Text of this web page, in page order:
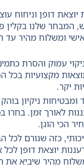
דופן וניחוח
המבחר שלנו בקלין
ומשלוח מהיר עד
עמוק והסרת
מקצועיות
יקר.
ניקיון
לאורך זמן. בחרו
הכי הוגן.
כזה שגורם לכל
יוצאת דופן לכל
מהיר שיביא את